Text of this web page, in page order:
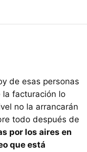
de esas personas
facturación lo
no la arrancarán
todo después de
por los aires en
que está